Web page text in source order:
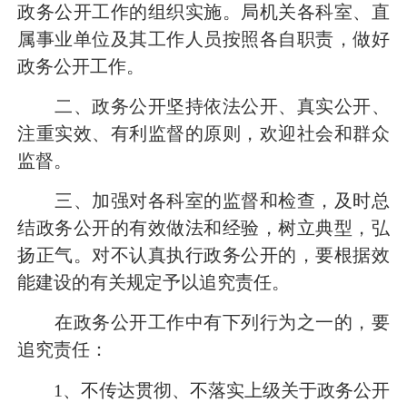
政务公开工作的组织实施。局机关各科室、直
属事业单位及其工作人员按照各自职责，做好
政务公开工作。
二、政务公开坚持依法公开、真实公开、
注重实效、有利监督的原则，欢迎社会和群众
监督。
三、加强对各科室的监督和检查，及时总
结政务公开的有效做法和经验，树立典型，弘
扬正气。对不认真执行政务公开的，要根据效
能建设的有关规定予以追究责任。
在政务公开工作中有下列行为之一的，要
追究责任：
1 、不传达贯彻、不落实上级关于政务公开